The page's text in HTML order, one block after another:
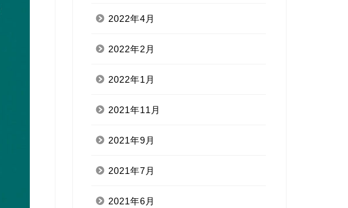
2022年4月
2022年2月
2022年1月
2021年11月
2021年9月
2021年7月
2021年6月